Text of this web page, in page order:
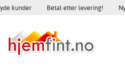
kunder Betal etter levering!